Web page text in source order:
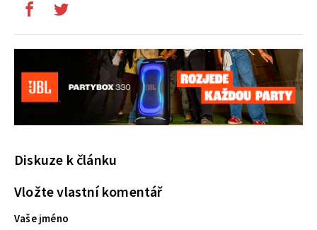
Diskuze k článku
Vložte vlastní komentář
Vaše jméno